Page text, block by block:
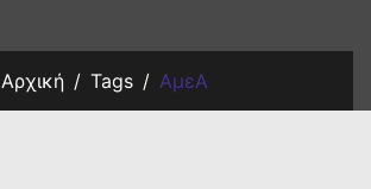
Αρχική Tags ΑμεΑ